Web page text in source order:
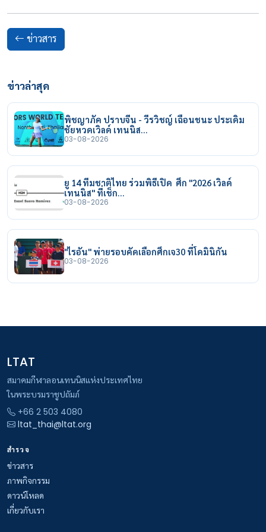
ข่าวสาร
ข่าวล่าสุด
พิชญาภัค ปราบจีน - วีรวิชญ์ เฉือนชนะ ประเดิม
ชัยหวดเวิลด์ เทนนิส…
03-08-2026
ยู 14 ทีมชาติไทย ร่วมพิธีเปิด ศึก "2026 เวิลด์
เทนนิส" ที่เช็ก…
03-08-2026
"ไรอัน" พ่ายรอบคัดเลือกศึกเจ30 ที่โดมินิกัน
03-08-2026
LTAT
สมาคมกีฬาลอนเทนนิสแห่งประเทศไทย
ในพระบรมราชูปถัมภ์
+66 2 503 4080
ltat_thai@ltat.org
สำรวจ
ข่าวสาร
ภาพกิจกรรม
ดาวน์โหลด
เกี่ยวกับเรา